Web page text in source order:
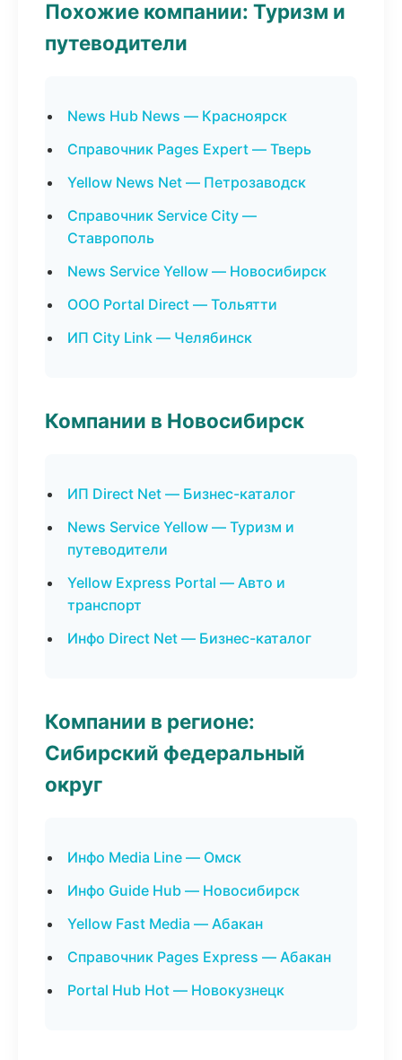
Похожие компании: Туризм и
путеводители
News Hub News — Красноярск
Справочник Pages Expert — Тверь
Yellow News Net — Петрозаводск
Справочник Service City —
Ставрополь
News Service Yellow — Новосибирск
ООО Portal Direct — Тольятти
ИП City Link — Челябинск
Компании в Новосибирск
ИП Direct Net — Бизнес-каталог
News Service Yellow — Туризм и
путеводители
Yellow Express Portal — Авто и
транспорт
Инфо Direct Net — Бизнес-каталог
Компании в регионе:
Сибирский федеральный
округ
Инфо Media Line — Омск
Инфо Guide Hub — Новосибирск
Yellow Fast Media — Абакан
Справочник Pages Express — Абакан
Portal Hub Hot — Новокузнецк